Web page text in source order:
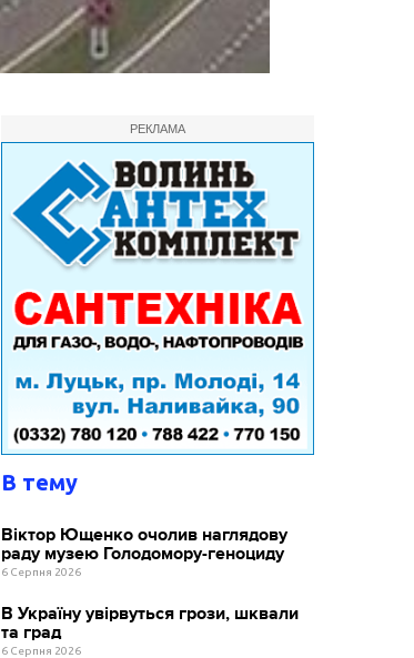
РЕКЛАМА
В тему
Віктор Ющенко очолив наглядову
раду музею Голодомору-геноциду
6 Серпня 2026
В Україну увірвуться грози, шквали
та град
6 Серпня 2026